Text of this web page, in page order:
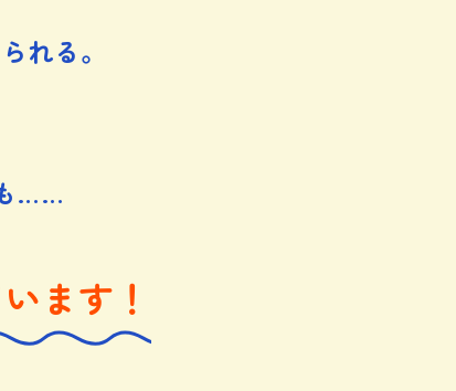
れる。
……
ます！